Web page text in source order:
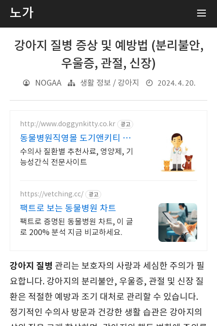
노가
강아지 질병 증상 및 예방법 (분리불안,
우울증, 관절, 신장)
NOGAA 생활 정보 / 강아지 2024. 4. 20.
http://www.doggynkitty.co.kr 광고
동물병원직영몰 도기앤키티 가입
2000P+회원추가적립
수의사 질환별 추천사료, 영양제, 기
능성간식 전문사이트
https://vetching.cc/ 광고
팩트로 보는 동물병원 차트
팩트로 증명된 동물병원 차트, 이 글
로 200% 분석 지금 비교하세요.
강아지 질병 관리는 보호자의 사랑과 세심한 주의가 필
요합니다. 강아지의 분리불안, 우울증, 관절 및 신장 질
환은 적절한 예방과 조기 대처로 관리할 수 있습니다.
정기적인 수의사 방문과 건강한 생활 습관은 강아지의